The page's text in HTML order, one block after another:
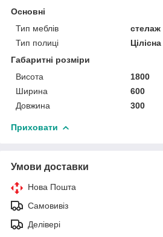
Основні
Тип меблів
стелаж
Тип полиці
Цілісна
Габаритні розміри
Висота
1800
Ширина
600
Довжина
300
Приховати
Умови доставки
Нова Пошта
Самовивіз
Делівері